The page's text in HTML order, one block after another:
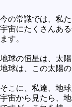
今の常識では、私
宇宙にたくさんあ
ます。
地球の恒星は、太陽
地球は、この太陽
そこに、私達、地球
宇宙から見たら、